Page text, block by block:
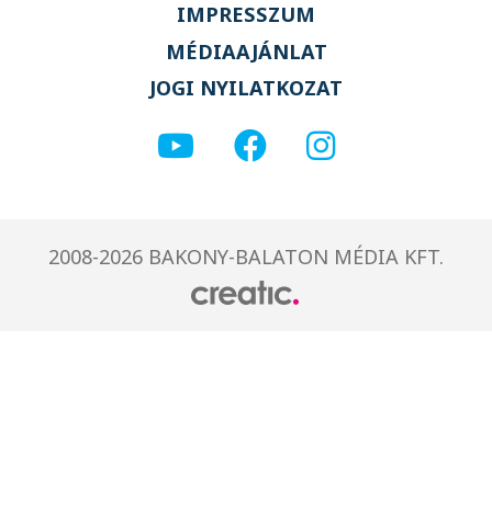
IMPRESSZUM
MÉDIAAJÁNLAT
JOGI NYILATKOZAT
2008-2026 BAKONY-BALATON MÉDIA KFT.